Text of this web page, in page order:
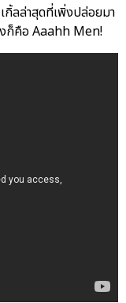
ลล่าสุดที่เพิ่งปล่อยมา
ก็คือ Aaahh Men!